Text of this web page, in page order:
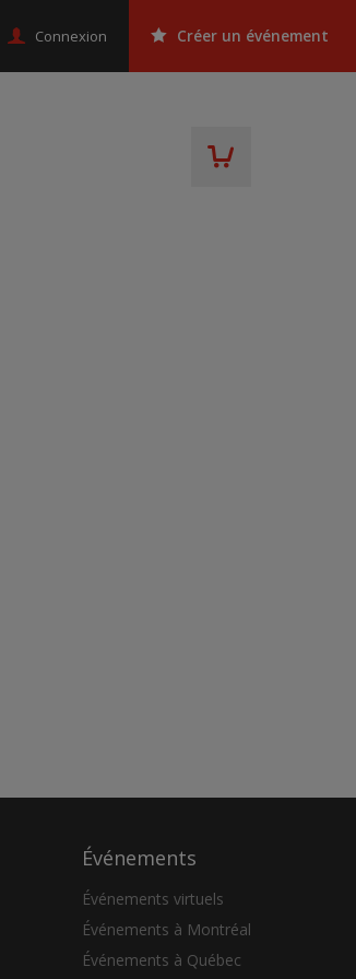
Connexion Créer un événement
Événements
Événements virtuels
Événements à Montréal
Événements à Québec